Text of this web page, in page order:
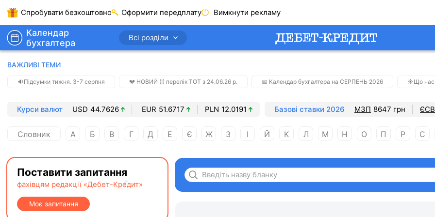
Спробувати безкоштовно Оформити передплату Вимкнути рекламу
Календар
бухгалтера
Всі розділи
ВАЖЛИВІ ТЕМИ
🔉Підсумки тижня. 3-7 серпня 💔 НОВИЙ (!) перелік ТОТ з 24.06.26 р. 📅 Календар бухгалтера на СЕРПЕНЬ 2026 ☀️Що нас
Курси валют EUR 51.6717 PLN 12.0191
USD 44.7626 Базові ставки 2026 МЗП 8647 грн ЄСВ
Словник А Б В Г Д Е Є Ж З І Й К Л М Н О П Р С
Поставити запитання
фахівцям редакції «Дебет-Кредит»
Моє запитання